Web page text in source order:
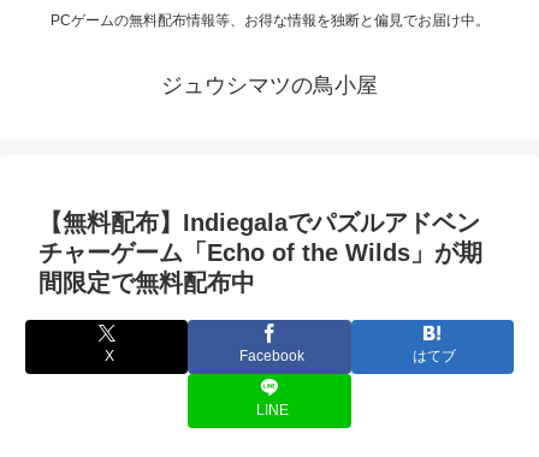
PCゲームの無料配布情報等、お得な情報を独断と偏見でお届け中。
ジュウシマツの鳥小屋
【無料配布】Indiegalaでパズルアドベン
チャーゲーム「Echo of the Wilds」が期
間限定で無料配布中
X Facebook はてブ
LINE